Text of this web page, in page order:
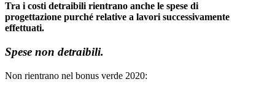
Tra i costi detraibili rientrano anche le spese di
progettazione purché relative a lavori successivamente
effettuati.
Spese non detraibili.
Non rientrano nel bonus verde 2020: